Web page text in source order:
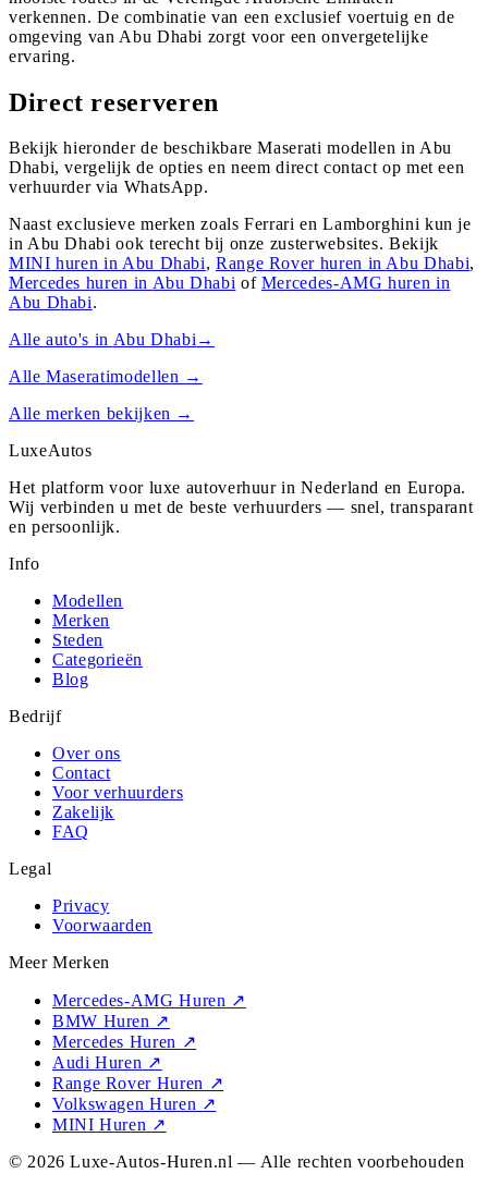
verkennen. De combinatie van een exclusief voertuig en de
omgeving van Abu Dhabi zorgt voor een onvergetelijke
ervaring.
Direct reserveren
Bekijk hieronder de beschikbare Maserati modellen in Abu
Dhabi, vergelijk de opties en neem direct contact op met een
verhuurder via WhatsApp.
Naast exclusieve merken zoals Ferrari en Lamborghini kun je
in Abu Dhabi ook terecht bij onze zusterwebsites. Bekijk
MINI huren in Abu Dhabi,Range Rover huren inAbu Dhabi,
Mercedes huren in Abu Dhabi of Mercedes-AMG huren in
Abu Dhabi.
Alle auto's in Abu Dhabi→
AlleMaseratimodellen →
Alle merken bekijken →
LuxeAutos
Het platform voor luxe autoverhuur in Nederland en Europa.
Wij verbinden u met de beste verhuurders — snel, transparant
en persoonlijk.
Info
Modellen
Merken
Steden
Categorieën
Blog
Bedrijf
Over ons
Contact
Voor verhuurders
Zakelijk
FAQ
Legal
Privacy
Voorwaarden
Meer Merken
Mercedes-AMG Huren ↗
BMW Huren ↗
Mercedes Huren ↗
Audi Huren ↗
Range Rover Huren ↗
Volkswagen Huren ↗
MINI Huren ↗
© 2026 Luxe-Autos-Huren.nl — Alle rechten voorbehouden